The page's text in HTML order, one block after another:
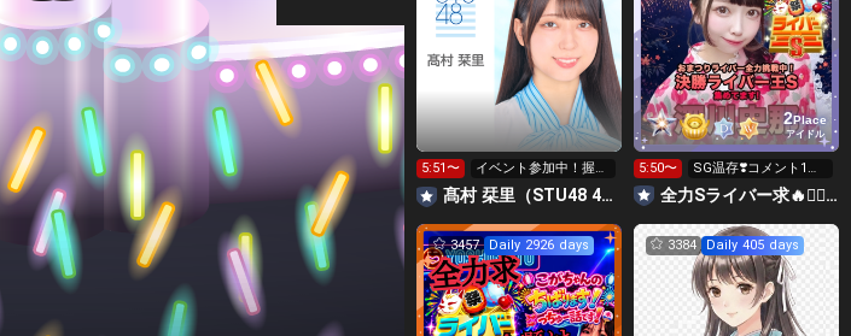
5:51〜
イベント参加中！握手
会まってるよ〜
髙村 栞里（STU48 4期研究生）
2Place
アイドル
5:50〜
SG温存❣️コメント1回
で無料の S求🧡
全力Sライバー求🔥❤️‍🔥147cm深川史那のルーム🐸🎈
3457 Daily 2926 days 3384 Daily 405 days